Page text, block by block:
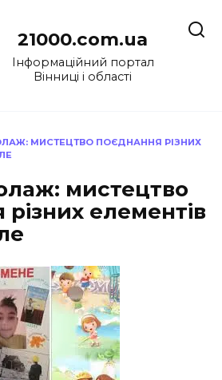
21000.com.ua
Інформаційний портал
Вінниці і області
МИСТЕЦТВО ПОЄДНАННЯ РІЗНИХ
мистецтво
елементів